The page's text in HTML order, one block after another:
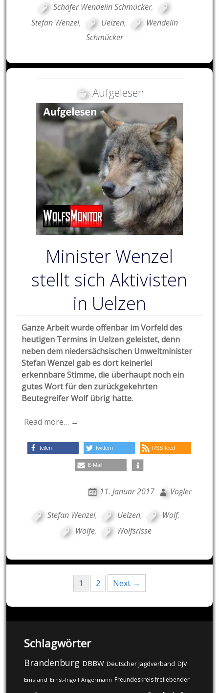
Schäfer Wendelin Schmücker,
Stefan Wenzel, Uelzen,
Wendelin
Schmücker
Aufgelesen
Minister Wenzel
stellt sich Aktivisten
in Uelzen
Ganze Arbeit wurde offenbar im Vorfeld des
heutigen Termins in Uelzen geleistet, denn
neben dem niedersächsischen Umweltminister
Stefan Wenzel gab es dort keinerlei
erkennbare Stimme, die überhaupt noch ein
gutes Wort für den zurückgekehrten
Beutegreifer Wolf übrig hatte.
Read more… →
teilen twittern RSS-feed
E-Mail
11. Januar 2017 Vogler
Stefan Wenzel, Uelzen, Wolf,
Wölfe, Wolfsrisse
navigation
1 2 Next →
Schlagwörter
Brandenburg DBBW Deutscher Jagdverband DJV
Emsland Ernst-Ingolf Angermann Freundeskreis freilebender